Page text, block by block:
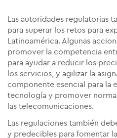
Las autoridades regulatorias
para superar los retos para
Latinoamérica. Algunas
promover la competencia
para ayudar a reducir los
los servicios, y agilizar la
componente esencial para la
tecnología y promover
las telecomunicaciones.
Las regulaciones también
y predecibles para fomentar